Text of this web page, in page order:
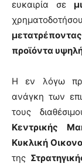
ευκαιρία σε
προϊόντα
Η εν λόγω
ανάγκη των
τους
Κεντρικής
Κυκλική
της